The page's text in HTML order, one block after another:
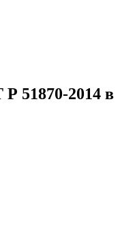
51870-2014 в